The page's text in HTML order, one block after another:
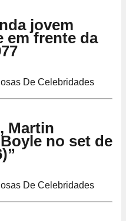
jovem
em frente da
Martin
no set de